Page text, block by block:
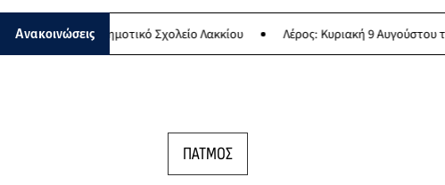
Ανακοινώσεις
Δημοτικό Σχολείο Λακκίου Λέρος: Κυριακή 9 Αυγούστου το
ΠΑΤΜΟΣ